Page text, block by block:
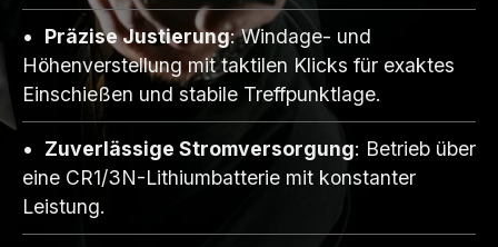
Präzise Justierung: Windage- und
Höhenverstellung mit taktilen Klicks für exaktes
Einschießen und stabile Treffpunktlage.
Zuverlässige Stromversorgung: Betrieb über
eine CR1/3N-Lithiumbatterie mit konstanter
Leistung.